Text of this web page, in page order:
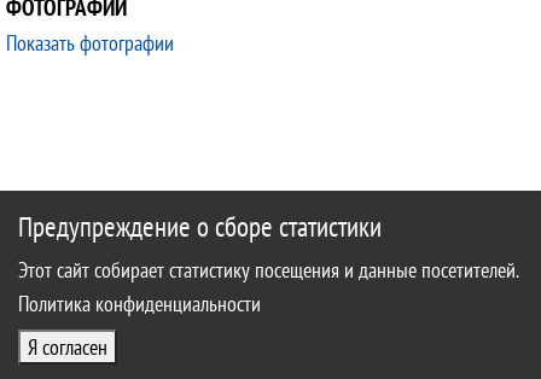
ФОТОГРАФИИ
Показать фотографии
Предупреждение о сборе статистики
Этот сайт собирает статистику посещения и данные посетителей.
Политика конфиденциальности
Я согласен